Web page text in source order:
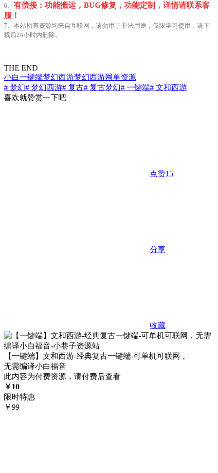
6、 有偿接：功能搬运，BUG修复，功能定制，详情请联系客
服！
7、本站所有资源均来自互联网，请勿用于非法用途，仅限学习使用，请下
载后24小时内删除。
THE END
小白一键端梦幻西游梦幻西游网单资源
# 梦幻# 梦幻西游# 复古# 复古梦幻# 一键端# 文和西游
喜欢就赞赏一下吧
点赞15
分享
收藏
【一键端】文和西游-经典复古一键端-可单机可联网，
无需编译小白福音
此内容为付费资源，请付费后查看
￥10
限时特惠
￥99